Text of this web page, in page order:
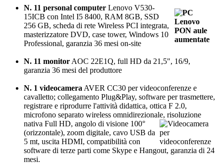
N. 11 personal computer Lenovo V530-
15ICB con Intel I5 8400, RAM 8GB, SSD
256 GB, scheda di rete Wireless PCI integrata,
masterizzatore DVD, case tower, Windows 10
Professional, garanzia 36 mesi on-site
N. 11 monitor AOC 22E1Q, full HD da 21,5", 16/9,
garanzia 36 mesi del produttore
N. 1 videocamera AVER CC30 per videoconferenze e
cavalletto; collegamento Plug&Play, software per trasmettere,
registrare e riprodurre l'attività didattica, ottica F 2.0,
microfono separato wireless omnidirezionale, risoluzione
nativa Full HD, angolo di visione 100°
(orizzontale), zoom digitale, cavo USB da
5 mt, uscita HDMI, compatibilità con
software di terze parti come Skype e Hangout, garanzia di 24
mesi.